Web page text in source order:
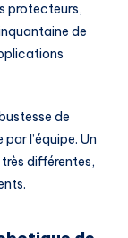
protecteurs,
de
de
l’équipe. Un
différentes,